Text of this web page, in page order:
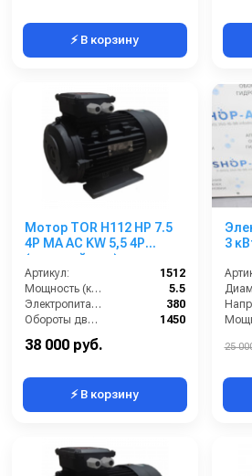
⚡ В корзину
Мотор TOR H112 HP 7.5
4P MA AC KW 5,5 4P
(внешний вал)
Артикул:
1512
Мощность (кВт):
5.5
Электропитание (В):
380
Обороты двигателя (об/мин):
1450
38 000 руб.
⚡ В корзину
3
25